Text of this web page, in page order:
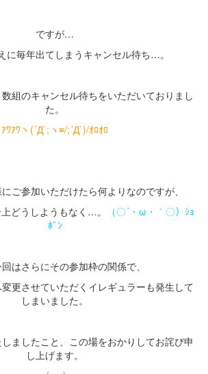
ですが…
に毎年出てしまうキャンセル待ち…。
組のキャンセル待ちをいただいておりまし
た。
ｱﾜｱﾜヽ(´Д`;ヽ≡/;´Д`)/ｵﾛｵﾛ
ご参加いただけたら何よりなのですが、
どうしようもなく…。
（〇´・ω・｀〇）ｼｮ
ﾎﾞﾝ
はさらにその参加枠の関係で、
更させていただくイレギュラーも発生して
しまいました。
ましたこと、この場をおかりしてお詫び申
し上げます。